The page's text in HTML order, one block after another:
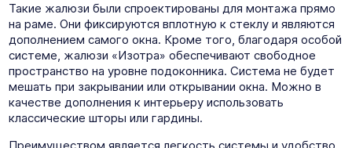
Такие жалюзи были спроектированы для монтажа прямо
на раме. Они фиксируются вплотную к стеклу и являются
дополнением самого окна. Кроме того, благодаря особой
системе, жалюзи «Изотра» обеспечивают свободное
пространство на уровне подоконника. Система не будет
мешать при закрывании или открывании окна. Можно в
качестве дополнения к интерьеру использовать
классические шторы или гардины.